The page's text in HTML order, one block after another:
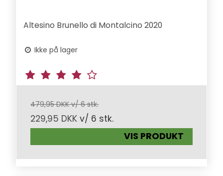
Altesino Brunello di Montalcino 2020
Ikke på lager
479,95 DKK v/ 6 stk.
229,95 DKK v/ 6 stk.
VIS PRODUKT